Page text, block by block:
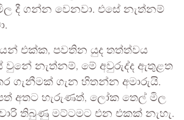
දී ගන්න වෙනවා. එසේ නැත්නම්
එක්ක, පවතින යුද තත්ත්වය
නැත්නම්, මේ අවුරුද්ද ඇතුළත
ගැනීමක් ගැන හිතන්න අමාරුයි.
අතට හැරුණත්, ලෝක තෙල් මිල
තිබුණු මට්ටමට එන එකක් නැහැ.